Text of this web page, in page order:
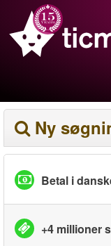
Ny
Betal i
+4 millioner